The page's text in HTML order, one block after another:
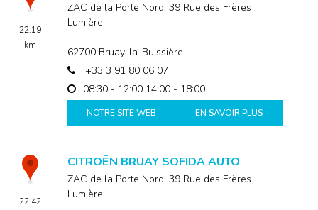
22.19
km
ZAC de la Porte Nord, 39 Rue des Frères
Lumière
62700 Bruay-la-Buissière
+33 3 91 80 06 07
08:30 - 12:00 14:00 - 18:00
EN SAVOIR PLUS
NOTRE SITE WEB
22.42
CITROËN BRUAY SOFIDA AUTO
ZAC de la Porte Nord, 39 Rue des Frères
Lumière